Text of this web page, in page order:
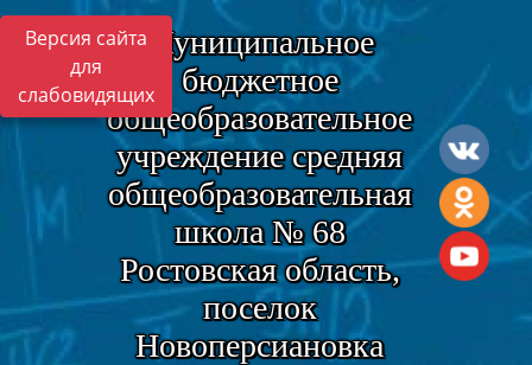
Версия сайта
для
слабовидящих
Муниципальное
бюджетное
общеобразовательное
учреждение средняя
общеобразовательная
школа № 68
Ростовская область,
поселок
Новоперсиановка